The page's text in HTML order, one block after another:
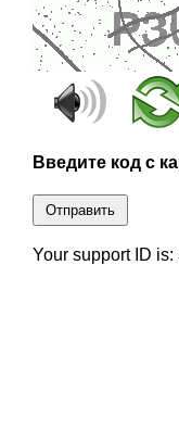
Введите код с
Отправить
Your support ID